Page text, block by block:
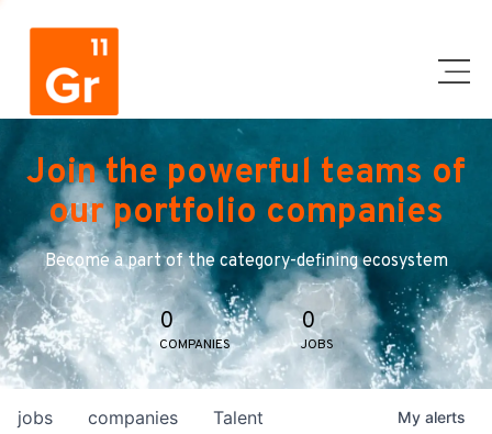
Join the powerful teams of
our portfolio companies
Become a part of the category-defining ecosystem
0
COMPANIES
0
JOBS
jobs companies Talent My alerts